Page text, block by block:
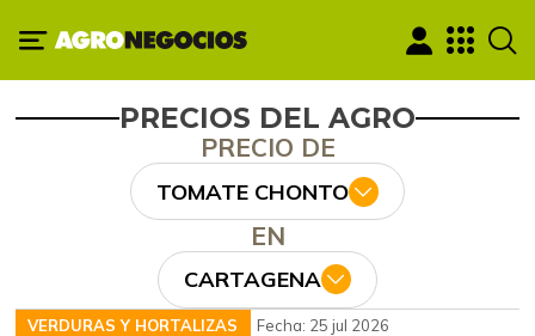
PRECIOS DEL AGRO
PRECIO DE
TOMATE CHONTO
EN
CARTAGENA
VERDURAS Y HORTALIZAS Fecha: 25 jul 2026